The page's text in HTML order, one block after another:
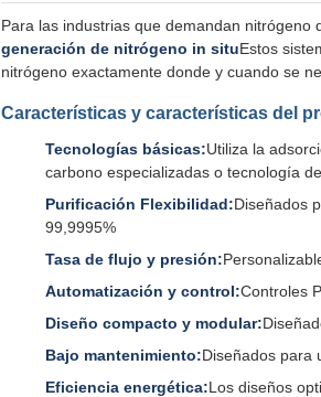
Para las industrias que demandan nitrógeno
generación de nitrógeno in situEstos
nitrógeno exactamente donde y cuando se
Características y características del
Tecnologías básicas:Utiliza la
carbono especializadas o tecnología
Purificación Flexibilidad:Diseñados
99,9995%
Tasa de flujo y presión:
Automatización y control:Controles
Diseño compacto y modular:
Bajo mantenimiento:Diseñados para
Eficiencia energética:Los diseños